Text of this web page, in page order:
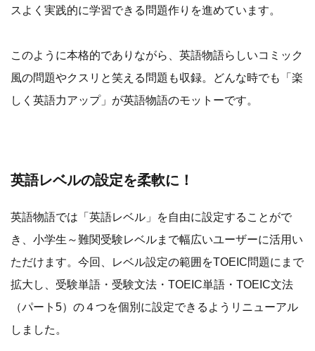
スよく実践的に学習できる問題作りを進めています。
このように本格的でありながら、英語物語らしいコミック
風の問題やクスリと笑える問題も収録。どんな時でも「楽
しく英語力アップ」が英語物語のモットーです。
英語レベルの設定を柔軟に！
英語物語では「英語レベル」を自由に設定することがで
き、小学生～難関受験レベルまで幅広いユーザーに活用い
ただけます。今回、レベル設定の範囲をTOEIC問題にまで
拡大し、受験単語・受験文法・TOEIC単語・TOEIC文法
（パート5）の４つを個別に設定できるようリニューアル
しました。